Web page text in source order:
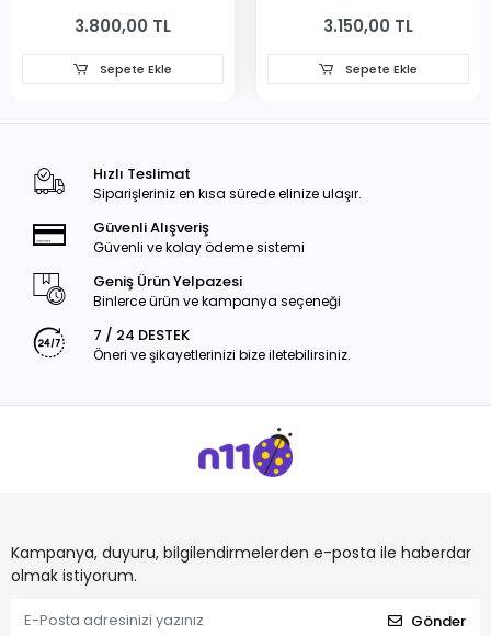
3.800,00 TL
Sepete Ekle
3.150,00 TL
Sepete Ekle
Hızlı Teslimat
Siparişleriniz en kısa sürede elinize ulaşır.
Güvenli Alışveriş
Güvenli ve kolay ödeme sistemi
Geniş Ürün Yelpazesi
Binlerce ürün ve kampanya seçeneği
7 / 24 DESTEK
Öneri ve şikayetlerinizi bize iletebilirsiniz.
Kampanya, duyuru, bilgilendirmelerden e-posta ile haberdar
olmak istiyorum.
Gönder